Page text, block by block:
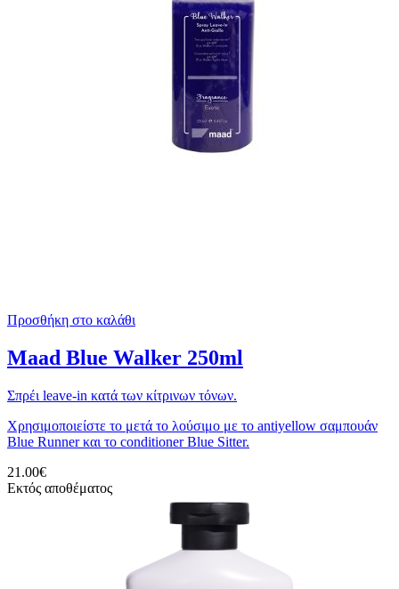
Προσθήκη στο καλάθι
Maad Blue Walker 250ml
Σπρέι leave-in κατά των κίτρινων τόνων.
Χρησιμοποιείστε το μετά το λούσιμο με τo antiyellow σαμπουάν
Blue Runner και το conditioner Blue Sitter.
21.00€
Εκτός αποθέματος